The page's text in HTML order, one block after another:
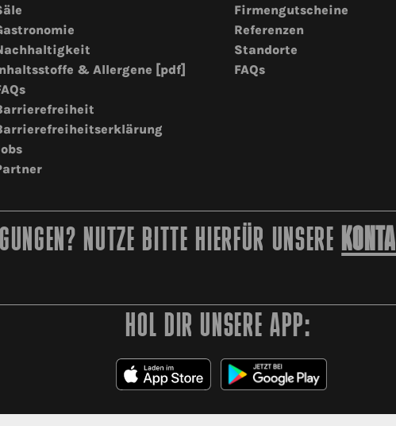
& Allergene [pdf]
Firmengutscheine
Referenzen
Standorte
FAQs
NUTZE BITTE HIERFÜR UNSERE
HOL DIR UNSERE APP: